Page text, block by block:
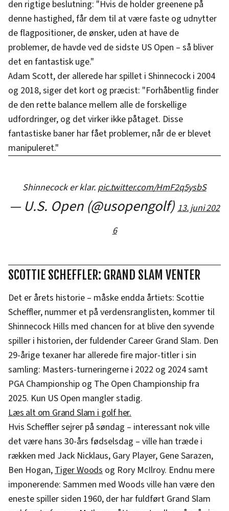
den rigtige beslutning: "Hvis de holder greenene på
denne hastighed, får dem til at være faste og udnytter
de flagpositioner, de ønsker, uden at have de
problemer, de havde ved de sidste US Open – så bliver
det en fantastisk uge."
Adam Scott, der allerede har spillet i Shinnecock i 2004
og 2018, siger det kort og præcist: "Forhåbentlig finder
de den rette balance mellem alle de forskellige
udfordringer, og det virker ikke påtaget. Disse
fantastiske baner har fået problemer, når de er blevet
manipuleret."
Shinnecock er klar. pic.twitter.com/HmF2q5ysbS
— U.S. Open (@usopengolf)13. juni 202
6
SCOTTIE SCHEFFLER: GRAND SLAM VENTER
Det er årets historie – måske endda årtiets: Scottie
Scheffler, nummer et på verdensranglisten, kommer til
Shinnecock Hills med chancen for at blive den syvende
spiller i historien, der fuldender Career Grand Slam. Den
29-årige texaner har allerede fire major-titler i sin
samling: Masters-turneringerne i 2022 og 2024 samt
PGA Championship og The Open Championship fra
2025. Kun US Open mangler stadig.
Læs alt om Grand Slam i golf her.
Hvis Scheffler sejrer på søndag – interessant nok ville
det være hans 30-års fødselsdag – ville han træde i
rækken med Jack Nicklaus, Gary Player, Gene Sarazen,
Ben Hogan,Tiger Woods og Rory McIlroy. Endnu mere
imponerende: Sammen med Woods ville han være den
eneste spiller siden 1960, der har fuldført Grand Slam